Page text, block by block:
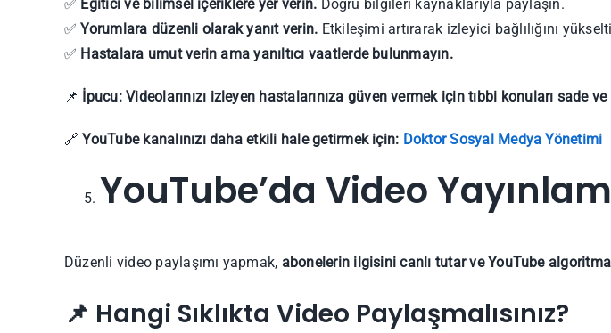
✅ Eğitici ve bilimsel içeriklere yer verin. Doğru bilgileri kaynaklarıyla paylaşın.
✅Yorumlara düzenli olarak yanıt verin. Etkileşimi artırarak izleyici bağlılığını
✅ Hastalara umut verin ama yanıltıcı vaatlerde bulunmayın.
📌 İpucu: Videolarınızı izleyen hastalarınıza güven vermek için tıbbi konuları sade
🔗YouTube kanalınızı daha etkili hale getirmek için: Doktor Sosyal Medya Yönetimi
YouTube’da Video
Düzenli video paylaşımı yapmak, abonelerin ilgisini canlı tutar ve YouTube
📌 Hangi Sıklıkta Video Paylaşmalısınız?